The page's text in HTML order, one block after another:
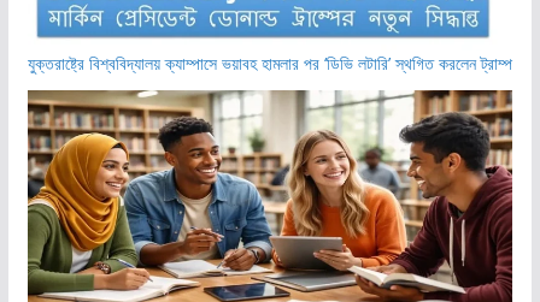
যুক্তরাষ্ট্রে বিশ্ববিদ্যালয় ক্যাম্পাসে ভয়াবহ হামলার পর ‘ডিভি লটারি’ স্থগিত করলেন ট্রাম্প